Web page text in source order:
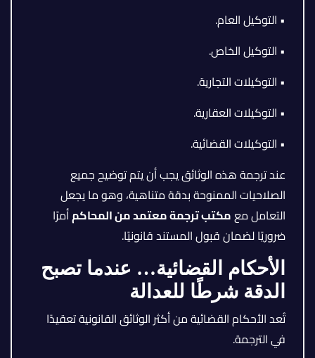
• التوكيل العام.
• التوكيل الخاص.
• التوكيلات التجارية.
• التوكيلات العقارية.
• التوكيلات القضائية.
عند ترجمة هذه الوثائق يجب أن يتم توضيح جميع
الصلاحيات الممنوحة بدقة متناهية، وهو ما يجعل
التعامل معمكتب ترجمة معتمد من المحاكمأمرًا
ضروريًا لضمان قبول المستند قانونيًا.
الأحكام القضائية… عندما تصبح
الدقة شرطًا للعدالة
تُعد الأحكام القضائية من أكثر الوثائق القانونية تعقيدًا
في الترجمة.